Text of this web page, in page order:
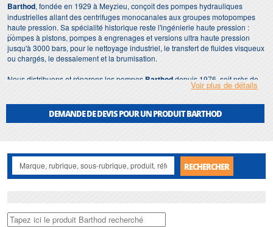
Barthod, fondée en 1929 à Meyzieu, conçoit des pompes hydrauliques
industrielles allant des centrifuges monocanales aux groupes motopompes
haute pression. Sa spécialité historique reste l'ingénierie haute pression :
pompes à pistons, pompes à engrenages et versions ultra haute pression
jusqu'à 3000 bars, pour le nettoyage industriel, le transfert de fluides visqueux
ou chargés, le dessalement et la brumisation.
Nous distribuons et réparons les pompes Barthoddepuis 1976, soit près de
cinquante ans. Vente en France et à l'export, installation et réparation en Île-
gratuitement votre installation selon le fluide, la pression et l'environnement,
pour professionnels comme particuliers, du relevage jusqu'au process haute
Voir plus de détails
DEMANDE DE DEVIS POUR UN PRODUIT BARTHOD
RECHERCHER